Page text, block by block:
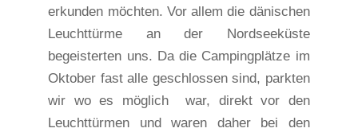
erkunden möchten. Vor allem die dänischen
Leuchttürme an der Nordseeküste
begeisterten uns. Da die Campingplätze im
Oktober fast alle geschlossen sind, parkten
wir wo es möglich war, direkt vor den
Leuchttürmen und waren daher bei den